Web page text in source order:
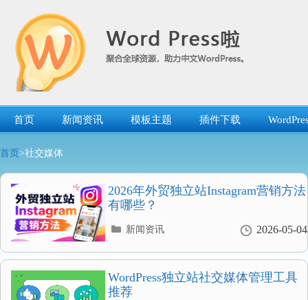
首页 新闻资讯 模板主题 插件下载
首页 >社交媒体
2026年外贸独立站Instagram营销方法
有哪些？
2026-05-04
分
录
新闻资讯
WordPress独立站社交媒体管理工具
推荐